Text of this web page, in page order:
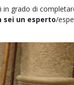
grado di
sei un esperto/